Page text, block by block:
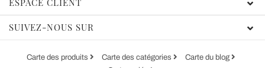
ESPACE CLIENT
SUIVEZ-NOUS SUR
Carte des produits Carte des catégories
Carte du blog